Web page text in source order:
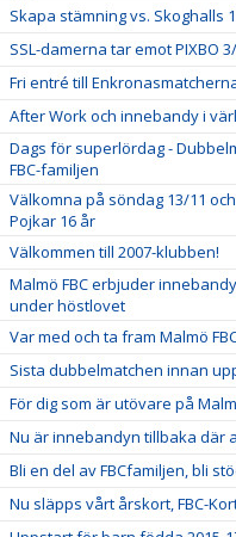
Skapa stämning vs. Skoghalls
SSL-damerna tar emot PIXBO
Fri entré till
After Work och innebandy i
Dags för superlördag -
FBC-familjen
Välkomna på söndag 13/11
Pojkar 16 år
Välkommen till 2007-klubben!
Malmö FBC erbjuder
under höstlovet
Var med och ta fram Malmö
Sista dubbelmatchen innan
För dig som är utövare på
Nu är innebandyn tillbaka där
Bli en del av FBCfamiljen, bli
Nu släpps vårt årskort, FBC-